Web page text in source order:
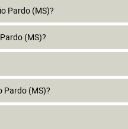
Pardo (MS)?
(MS)?
Pardo (MS)?